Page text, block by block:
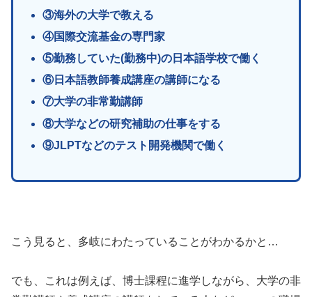
③海外の大学で教える
④国際交流基金の専門家
⑤勤務していた(勤務中)の日本語学校で働く
⑥日本語教師養成講座の講師になる
⑦大学の非常勤講師
⑧大学などの研究補助の仕事をする
⑨JLPTなどのテスト開発機関で働く
こう見ると、多岐にわたっていることがわかるかと…
でも、これは例えば、博士課程に進学しながら、大学の非